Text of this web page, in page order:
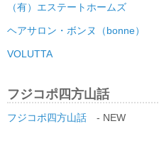
（有）エステートホームズ
ヘアサロン・ボンヌ（bonne）
VOLUTTA
フジコポ四方山話
フジコポ四方山話 - NEW